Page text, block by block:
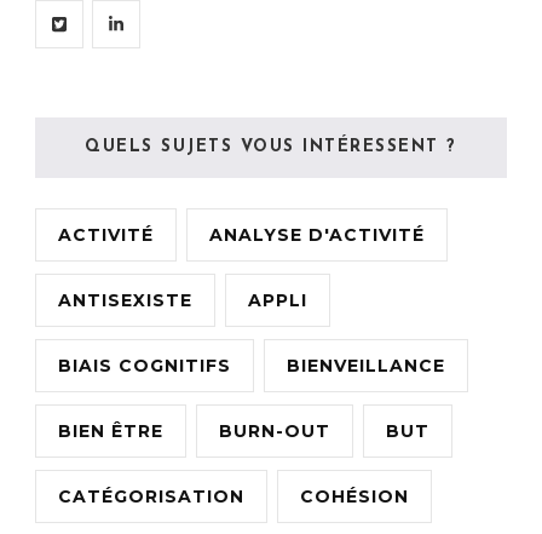
QUELS SUJETS VOUS INTÉRESSENT ?
ACTIVITÉ ANALYSE D'ACTIVITÉ
ANTISEXISTE APPLI
BIAIS COGNITIFS BIENVEILLANCE
BIEN ÊTRE BURN-OUT BUT
CATÉGORISATION COHÉSION